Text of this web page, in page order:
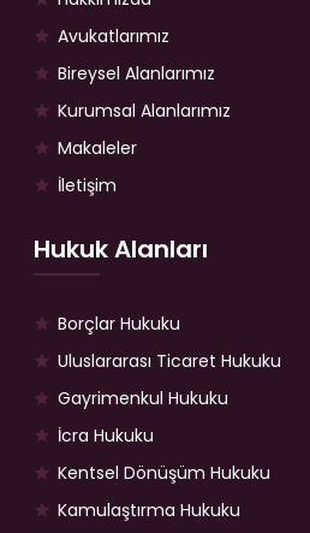
Avukatlarımız
Bireysel Alanlarımız
Kurumsal Alanlarımız
Makaleler
İletişim
Hukuk Alanları
Borçlar Hukuku
Uluslararası Ticaret Hukuku
Gayrimenkul Hukuku
İcra Hukuku
Kentsel Dönüşüm Hukuku
Kamulaştırma Hukuku